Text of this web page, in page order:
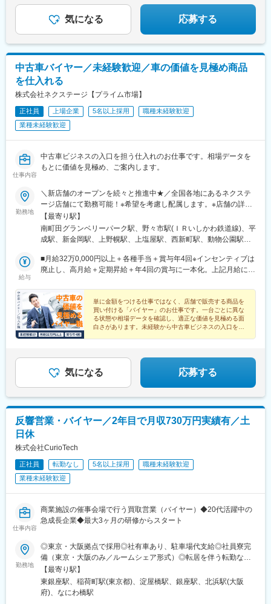
駅、上野広小路駅、立川南駅、京成関屋駅、有楽町駅、高島町
駅、新高島駅、桜木町駅、千葉駅、京成津田沼駅、京成八幡駅、
東海神駅、川越市駅、北与野駅、西町駅、日吉町駅、吉原本町
駅、矢場町駅、近鉄丹波橋駅、三条駅(京都府)、西大路三条駅、五
条駅(京都市営)、本町駅、天神橋筋六丁目駅、なんば駅(南海線)、
下新庄駅、三宮駅(神戸市営)、みなと元町駅、天神駅、旦過駅、味
噌天神前駅、鹿児島中央駅
笠駅、上溝駅、藤沢駅、大和駅(神奈川県)、北小金駅、京成千葉
駅、西船橋駅、京成幕張駅、流山おおたかの森駅、柏駅、新津田
沼駅、本八幡駅(総武線)、松戸駅、五井駅、船橋駅、大宮駅(埼玉
駅、石原駅(埼玉県)、浦和駅、前橋駅、新伊勢崎駅、新潟駅、グラ
ンドプラザ前駅、村井駅、南松本駅、渚駅(長野県)、磐田駅、安倍
川駅、新静岡駅、新居町駅、本吉原駅、上前津駅、藤が丘駅(愛知
県)、東刈谷駅、美合駅、戸田駅(愛知県)、神領駅、西日野駅、伏
橋駅、森ノ宮駅、天満駅、大阪難波駅、淡路駅、山陽垂水駅、山
陽姫路駅、旧居留地・大丸前駅、西元町駅、西二見駅、三田駅(兵
浜駅、徳島駅、下松駅(山口県)、天神南駅、平和通駅、南小倉駅、
博多駅、室見駅、西鉄平尾駅、佐世保中央駅、浦上駅、九品寺交
駅、広瀬通駅、京王多摩センター駅、京王八王子駅、奥沢駅、蓮
沼駅、田原町駅(東京都)、東池袋駅、井の頭公園駅、大塚駅前駅、
亀戸水神駅、上野御徒町駅、大鳥居駅、神泉駅、東銀座駅、立川
駅、大森海岸駅、西太子堂駅、牛田駅(東京都)、西小山駅、銀座一
丁目駅、京成金町駅、東福生駅、赤羽岩淵駅、京成曳舟駅、平沼
橋駅、登戸駅、神奈川駅、港南中央駅、伊勢佐木長者町駅、汐入
駅、栄町駅(千葉県)、京成西船駅、幕張駅、津田沼駅、本八幡駅
(都営線)、京成船橋駅、本川越駅、与野本町駅、大手モール駅、静
河原町駅、西院駅(京福線)、四条駅(京都市営)、長堀橋駅、玉造
駅、扇町駅(大阪府)、なんば駅(地下鉄)、ＪＲ淡路駅、垂水駅、姫
路駅、神戸三宮駅(阪急・神戸高速)、花隈駅、三田本町駅、岡本駅
(兵庫県)、二上神社口駅、眉山ロープウェイ山麓駅、西鉄福岡駅、
小倉駅(福岡県)、祇園駅(福岡県)、中佐世保駅、交通局前駅(熊本
川南駅、京成関屋駅、有楽町駅、高島町駅、新高島駅、桜木町
駅、千葉駅、京成津田沼駅、京成八幡駅、東海神駅、川越市駅、
北与野駅、西町駅、日吉町駅、吉原本町駅、矢場町駅、近鉄丹波
橋駅、三条駅(京都府)、西大路三条駅、五条駅(京都市営)、本町
駅、天神橋筋六丁目駅、なんば駅(南海線)、下新庄駅、三宮駅(神
戸市営)、みなと元町駅、天神駅、旦過駅、味噌天神前駅、鹿児島
気になる 応募する
中古車バイヤー／未経験歓迎／車の価値を見極め商品
を仕入れる
株式会社ネクステージ【プライム市場】
正社員 上場企業 5名以上採用
職種未経験歓迎
業種未経験歓迎
仕事内容
中古車ビジネスの入口を担う仕入れのお仕事です。相場データを
もとに価値を見極め、ご案内します。
勤務地
＼新店舗のオープンを続々と推進中★／全国各地にあるネクステ
ージ店舗にて勤務可能！※希望を考慮し配属します。※店舗の詳細
については下記＜勤務地一覧＞をご確認ください。転勤がない働
き方のご希望もOK！★エリア限定(中域型)★転勤なし(地域型)で
の勤務形態も選択可能です！★自動車通勤OK（一部除く）★受動
島市平良西里1276ネクステージ水戸南店／茨城県東茨城郡茨城町
長岡矢頭3530SUV LAND名古屋／愛知県名古屋市緑区大高町丸の
【最寄り駅】
南町田グランベリーパーク駅、野々市駅(ＩＲいしかわ鉄道線)、平
成駅、新金岡駅、上野幌駅、上塩屋駅、西新町駅、動物公園駅、
知県)、神明町駅、北戸田駅、南郷１８丁目駅、柏たなか駅、北長
岡駅、中島駅(愛知県)、喜多山駅(愛知県)、幕張駅、牛山駅、泉駅
勢崎駅、妙興寺駅、稲沢駅、南茨木駅(大阪モノレール)、岡本駅
(栃木県)、南延岡駅、北久里浜駅、善行駅、鴨居駅、北岡崎駅、美
合駅、清輝橋駅、てだこ浦西駅、新石切駅、新ノ口駅、青砥駅、
豊明駅、丸亀駅、久米田駅、岐南駅、細畑駅、日向住吉駅、ケー
ブル八幡宮山上駅、伏見駅(京都府)、新大楽毛駅、竜田口駅、伊勢
陽女学園前駅、牛田駅(広島県)、運動公園前駅(青森県)、江南駅(愛
知県)、竜王駅、香里園駅、高岡やぶなみ駅、円座駅、知寄町二丁
目駅、吹上駅(埼玉県)、佐賀駅、萩原天神駅、森林公園駅(北海
鴨宮駅、小平駅、中神駅、東松江駅(島根県)、六軒駅(三重県)、土
橋駅(愛媛県)、北松本駅、焼津駅、信濃国分寺駅、北上尾駅、寝屋
偕楽園駅、長泉なめり駅、上野毛駅、岩手飯岡駅、西尾駅、土山
松駅(宮城県)、新利府駅、船岡駅(宮城県)、泉中央駅、前橋大島
駅、福井駅(岡山県)、早島駅、淵野辺駅、草加駅、南草津駅、西小
岐市駅、石浜駅、五箇荘駅、東静岡駅、土師ノ里駅、吉成駅、浦
添前田駅、新大宮駅、西那須野駅、出屋敷駅、日進駅(愛知県)、常
尾駅、志村三丁目駅、美濃川合駅、彦根駅、西飾磨駅、高塚駅、
天竜川駅、積志駅、東新庄駅、ジヤトコ前駅、公津の杜駅、春江
駅、室見駅、神辺駅、東福山駅、伊達駅、東山公園駅(鳥取県)、置
賜駅、赤嶺駅、伊奈駅、越戸駅、防府駅、門司駅、柏陽駅、村崎
野駅、箕面萱野駅、荒子川公園駅、館腰駅、木更津駅、紀三井寺
駅、紀伊駅、幸駅、杁ケ池公園駅、藤代駅、羽犬塚駅、西新井大
給与
■月給32万0,000円以上＋各種手当＋賞与年4回※インセンティブは
廃止し、高月給＋定期昇給＋年4回の賞与に一本化。上記月給には
途支給。┗全国転勤ありのグローバル型の場合の給与となりま
す。※前職・経験などを考慮して決定します。★営業・販売などの
職種経験(業界不問)をお持ちの方であれば スタートから月給35
万7,000円以上！ ※当社規定に準ずる（みなし残業代29h分・6万
1,000円以上を含む・超過分は1分単位で別途支給）◎月平均残業
単に金額をつける仕事ではなく、店舗で販売する商品を
買い付ける「バイヤー」のお仕事です。一台ごとに異な
る状態や相場データを確認し、適正な価値を見極める面
白さがあります。未経験から中古車ビジネスの入口を担
気になる 応募する
反響営業・バイヤー／2年目で月収730万円実績有／土
日休
株式会社CurioTech
正社員 転勤なし 5名以上採用
職種未経験歓迎
業種未経験歓迎
仕事内容
商業施設の催事会場で行う買取営業（バイヤー）◆20代活躍中の
急成長企業◆最大3ヶ月の研修からスタート
勤務地
◎東京・大阪拠点で採用◎社有車あり、駐車場代支給◎社員寮完
備（東京・大阪のみ／ルームシェア形式）◎転居を伴う転勤なし※
年間で最大4回の出張あり（最長1ヶ月）■全国の催事会場での勤
務（毎週金曜の営業終了後はMTGのため各拠点へのオフィス出勤
が発生します）催事会場は一都三県と大阪・兵庫を中心に、北海
【最寄り駅】
東銀座駅、稲荷町駅(東京都)、淀屋橋駅、銀座駅、北浜駅(大阪
府)、なにわ橋駅